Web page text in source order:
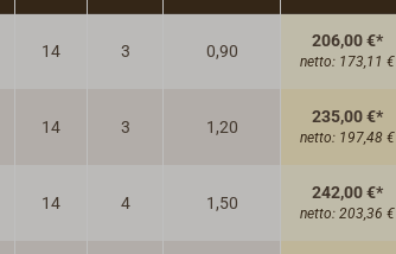
14 3 0,90
206,00 €*
netto: 173,11 €
14 3 1,20
235,00 €*
netto: 197,48 €
14 4 1,50
242,00 €*
netto: 203,36 €